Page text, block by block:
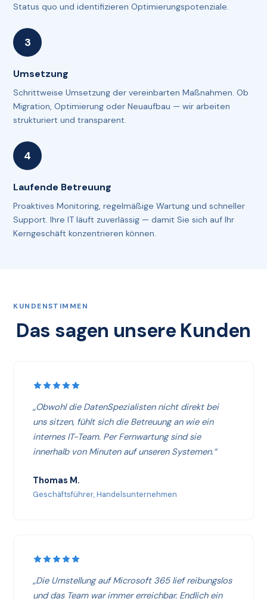
Status quo und identifizieren Optimierungspotenziale.
Umsetzung
Schrittweise Umsetzung der vereinbarten Maßnahmen. Ob
Migration, Optimierung oder Neuaufbau — wir arbeiten
strukturiert und transparent.
Laufende Betreuung
Proaktives Monitoring, regelmäßige Wartung und schneller
Support. Ihre IT läuft zuverlässig — damit Sie sich auf Ihr
Kerngeschäft konzentrieren können.
KUNDENSTIMMEN
Das sagen unsere Kunden
„Obwohl die DatenSpezialisten nicht direkt bei
uns sitzen, fühlt sich die Betreuung an wie ein
internes IT-Team. Per Fernwartung sind sie
innerhalb von Minuten auf unseren Systemen.“
Thomas M.
Geschäftsführer, Handelsunternehmen
„Die Umstellung auf Microsoft 365 lief reibungslos
und das Team war immer erreichbar. Endlich ein